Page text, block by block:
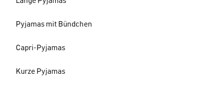
Pyjamas mit Bündchen
Capri-Pyjamas
Kurze Pyjamas